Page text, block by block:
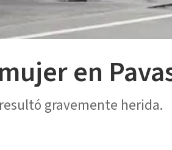
en
gravemente herida.